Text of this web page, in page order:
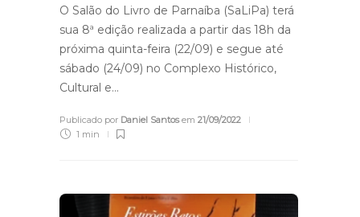
O Salão do Livro de Parnaíba (SaLiPa) terá
sua 8ª edição realizada a partir das 18h da
próxima quinta-feira (22/09) e segue até
sábado (24/09) no Complexo Histórico,
Cultural e…
Publicado por Daniel Santosem 21/09/2022
1 min